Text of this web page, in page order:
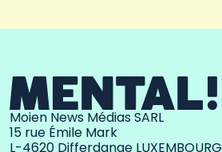
Moien News Médias SARL
15 rue Émile Mark
L-4620 Differdange LUXEMBOURG